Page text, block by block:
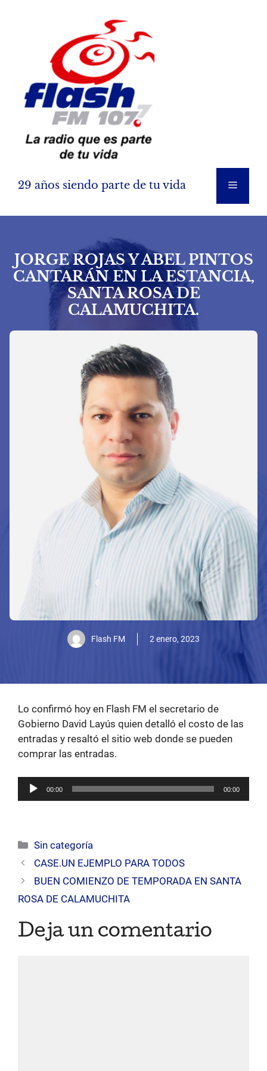
29 años siendo parte de tu vida Menú
JORGE ROJAS Y ABEL PINTOS
CANTARÁN EN LA ESTANCIA,
SANTA ROSA DE
CALAMUCHITA.
Flash FM 2 enero, 2023
Lo confirmó hoy en Flash FM el secretario de
Gobierno David Layús quien detalló el costo de las
entradas y resaltó el sitio web donde se pueden
comprar las entradas.
Reproductor
de
00:00 00:00
Categorías
Sin categoría
CASE.UN EJEMPLO PARA TODOS
BUEN COMIENZO DE TEMPORADA EN SANTA
ROSA DE CALAMUCHITA
Deja un comentario